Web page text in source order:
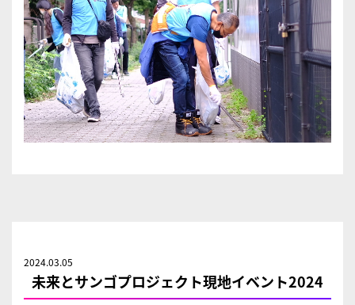
2024.03.05
未来とサンゴプロジェクト現地イベント2024